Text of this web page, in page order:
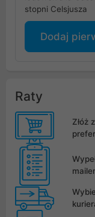
stopni Celsjusza
Dodaj
Raty
Złóż